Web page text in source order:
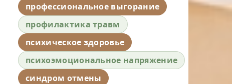
профессиональное выгорание
профилактика травм
психическое здоровье
психоэмоциональное напряжение
синдром отмены